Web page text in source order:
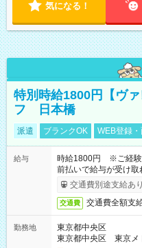
気になる！
特別時給1800円【ヴ
フ 日本橋
派遣 ブランクOK WEB登録
給与
時給1800円 ※ご経験
前払いで給与が受け
交通費別途支給あり
交通費 交通費全額支
勤務地
東京都中央区
東京都中央区 東京メ